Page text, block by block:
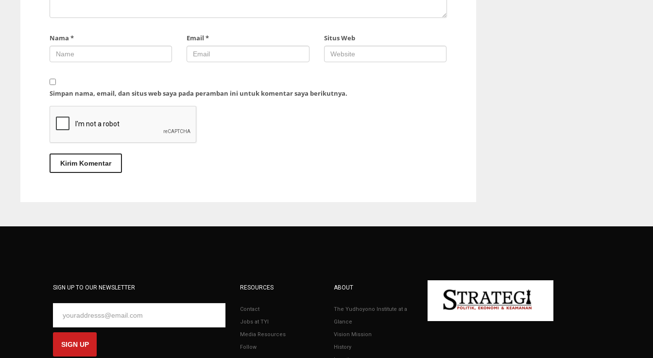
Nama * Email* Situs Web
Simpan nama, email, dan situs web saya pada peramban ini untuk komentar saya berikutnya.
SIGN UP TO OUR NEWSLETTER
SIGN UP
RESOURCES
Contact
Jobs at TYI
Media Resources
Follow
ABOUT
The Yudhoyono Institute at a
Glance
Vision Mission
History